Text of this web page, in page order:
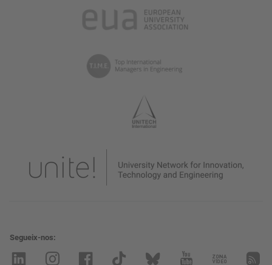
Segueix-nos